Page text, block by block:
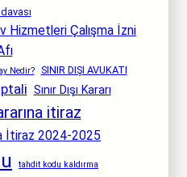
Hizmetleri Çalışma İzni
Nedir?
SINIR DIŞI AVUKATI
iptali Sınır Dışı Kararı
itiraz
İtiraz 2024-2025
tahdit kodu kaldırma